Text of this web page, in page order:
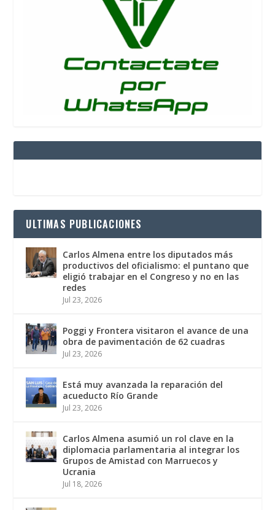
ULTIMAS PUBLICACIONES
Carlos Almena entre los diputados más
productivos del oficialismo: el puntano que
eligió trabajar en el Congreso y no en las
redes
Jul 23, 2026
Poggi y Frontera visitaron el avance de una
obra de pavimentación de 62 cuadras
Jul 23, 2026
Está muy avanzada la reparación del
acueducto Río Grande
Jul 23, 2026
Carlos Almena asumió un rol clave en la
diplomacia parlamentaria al integrar los
Grupos de Amistad con Marruecos y
Ucrania
Jul 18, 2026